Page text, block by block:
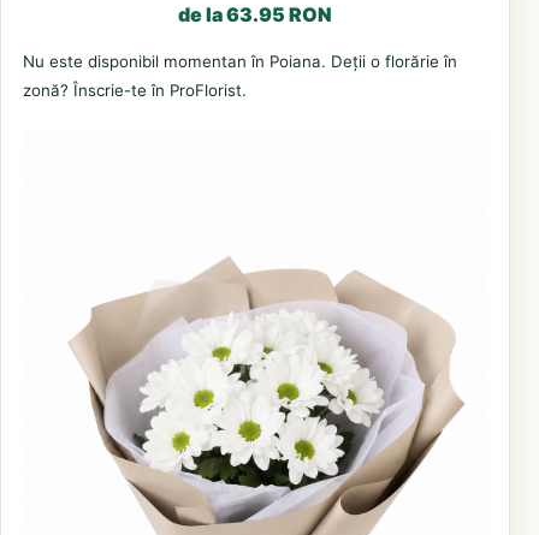
de la 63.95 RON
Nu este disponibil momentan în Poiana. Deții o florărie în
zonă? Înscrie-te în ProFlorist.